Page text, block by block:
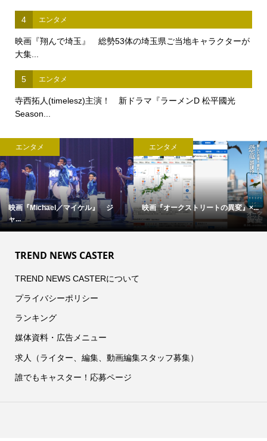
4 エンタメ
映画『翔んで埼玉』 総勢53体の埼玉県ご当地キャラクターが
大集...
5 エンタメ
寺西拓人(timelesz)主演！ 新ドラマ『ラーメンD 松平國光
Season...
エンタメ
映画『Michael／マイケル』 ジ
ャ...
エンタメ
映画『オークストリートの異変』×...
TREND NEWS CASTER
TREND NEWS CASTERについて
プライバシーポリシー
ランキング
媒体資料・広告メニュー
求人（ライター、編集、動画編集スタッフ募集）
誰でもキャスター！応募ページ